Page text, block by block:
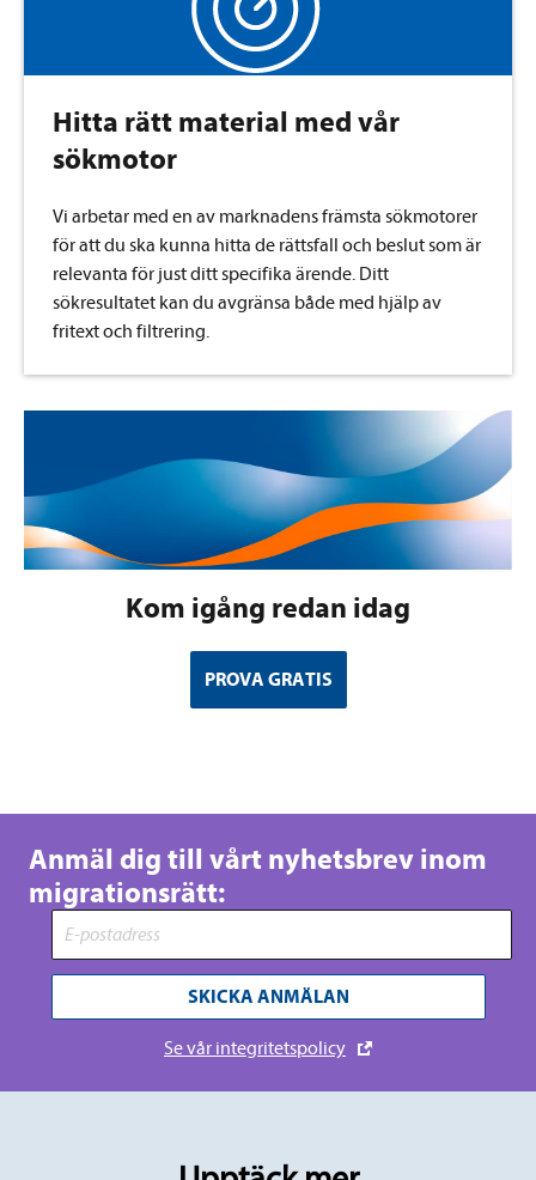
Hitta rätt material med vår
sökmotor
Vi arbetar med en av marknadens främsta sökmotorer
för att du ska kunna hitta de rättsfall och beslut som är
relevanta för just ditt specifika ärende. Ditt
sökresultatet kan du avgränsa både med hjälp av
fritext och filtrering.
Kom igång redan idag
PROVA GRATIS
Anmäl dig till vårt nyhetsbrev inom
migrationsrätt:
SKICKA ANMÄLAN
Se vår integritetspolicy